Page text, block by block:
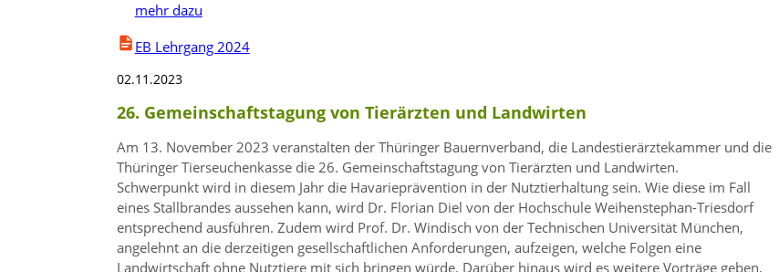
mehr dazu
EB Lehrgang 2024
02.11.2023
26. Gemeinschaftstagung von Tierärzten und Landwirten
Am 13. November 2023 veranstalten der Thüringer Bauernverband, die Landestierärztekammer und die
Thüringer Tierseuchenkasse die 26. Gemeinschaftstagung von Tierärzten und Landwirten.
Schwerpunkt wird in diesem Jahr die Havarieprävention in der Nutztierhaltung sein. Wie diese im Fall
eines Stallbrandes aussehen kann, wird Dr. Florian Diel von der Hochschule Weihenstephan-Triesdorf
entsprechend ausführen. Zudem wird Prof. Dr. Windisch von der Technischen Universität München,
angelehnt an die derzeitigen gesellschaftlichen Anforderungen, aufzeigen, welche Folgen eine
Landwirtschaft ohne Nutztiere mit sich bringen würde. Darüber hinaus wird es weitere Vorträge geben,